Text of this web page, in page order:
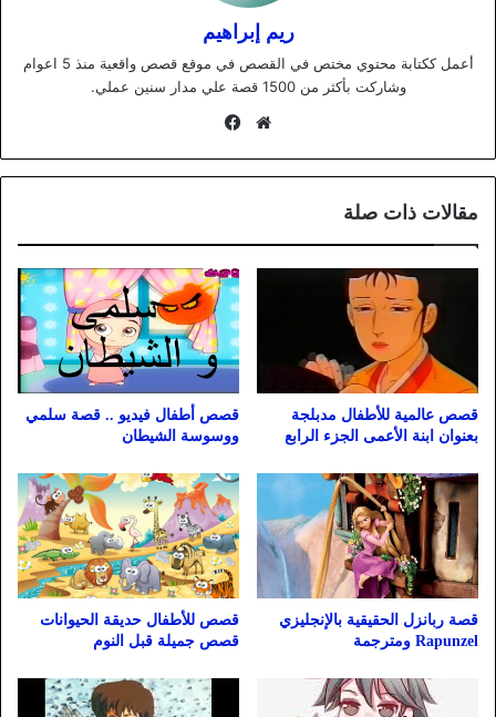
ريم إبراهيم
أعمل ككتابة محتوي مختص في القصص في موقع قصص واقعية منذ 5 اعوام
وشاركت بأكثر من 1500 قصة علي مدار سنين عملي.
موقع
مقالات ذات صلة
قصص عالمية للأطفال مدبلجة
بعنوان ابنة الأعمى الجزء الرابع
قصص أطفال فيديو .. قصة سلمي
ووسوسة الشيطان
قصة ربانزل الحقيقية بالإنجليزي
Rapunzel ومترجمة
قصص للأطفال حديقة الحيوانات
قصص جميلة قبل النوم